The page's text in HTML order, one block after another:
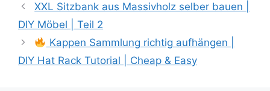
XXL Sitzbank aus Massivholz selber bauen |
DIY Möbel | Teil 2
Kappen Sammlung richtig aufhängen |
DIY Hat Rack Tutorial | Cheap & Easy